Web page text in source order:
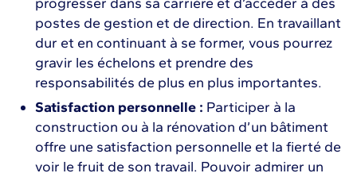
postes de gestion et de direction. En travaillant
dur et en continuant à se former, vous pourrez
gravir les échelons et prendre des
responsabilités de plus en plus importantes.
Satisfaction personnelle : Participer à la
construction ou à la rénovation d’un bâtiment
offre une satisfaction personnelle et la fierté de
voir le fruit de son travail. Pouvoir admirer un